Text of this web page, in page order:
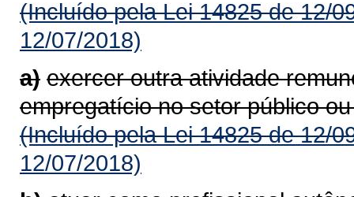
(Incluído pela Lei 14825 de 12/
12/07/2018)
a) exercer outra atividade
empregatício no setor público
(Incluído pela Lei 14825 de 12/
12/07/2018)